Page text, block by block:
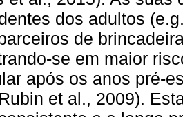
dos adultos
de
se em maior
após os anos pré-
et al., 2009).